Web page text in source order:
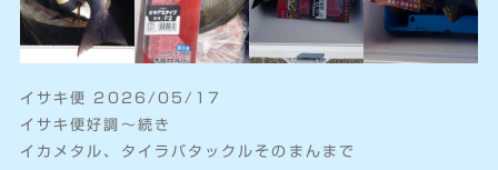
イサキ便 2026/05/17
イサキ便好調〜続き
イカメタル、タイラバタックルそのまんまで